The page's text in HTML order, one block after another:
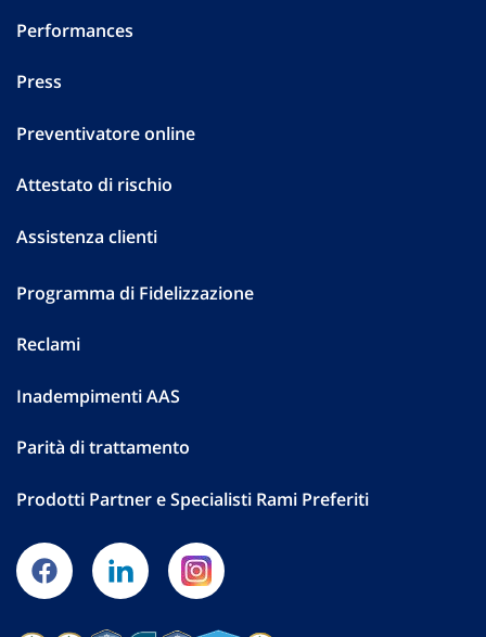
Performances
Press
Preventivatore online
Attestato di rischio
Assistenza clienti
Programma di Fidelizzazione
Reclami
Inadempimenti AAS
Parità di trattamento
Prodotti Partner e Specialisti Rami Preferiti